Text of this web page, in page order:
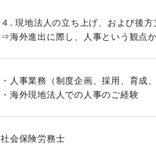
４. 現地法人の立ち上げ、および後方
⇒海外進出に際し、人事という観点
・人事業務（制度企画、採用、育成
・海外現地法人での人事のご経験
社会保険労務士